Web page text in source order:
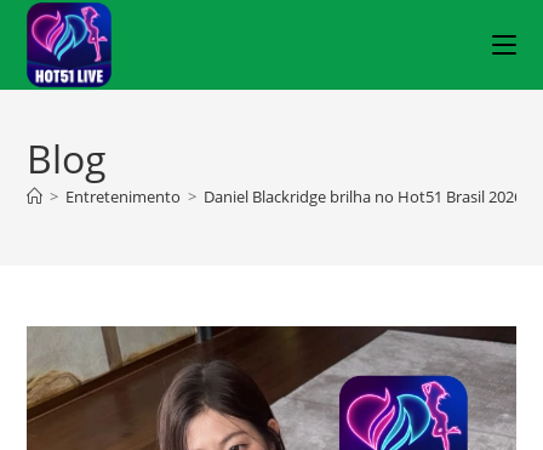
Blog
> Entretenimento > Daniel Blackridge brilha no Hot51 Brasil 2026